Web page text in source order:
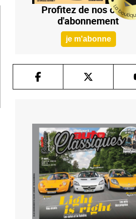
Profitez de nos offres
d'abonnement
je m'abonne